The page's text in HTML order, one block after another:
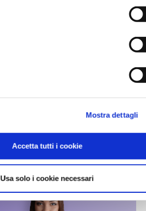
Mostra dettagli
Accetta tutti i cookie
Usa solo i cookie necessari